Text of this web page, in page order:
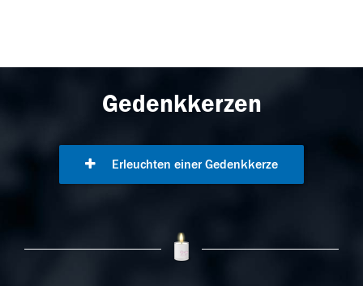
Gedenkkerzen
Erleuchten einer Gedenkkerze